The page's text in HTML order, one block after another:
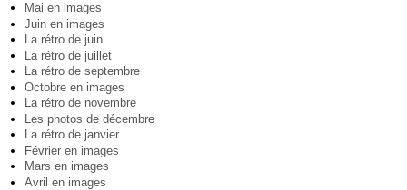
Mai en images
Juin en images
La rétro de juin
La rétro de juillet
La rétro de septembre
Octobre en images
La rétro de novembre
Les photos de décembre
La rétro de janvier
Février en images
Mars en images
Avril en images